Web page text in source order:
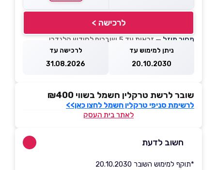
לרכישה >
מחיר מוזל — זכאות עד 5 שוברים לחודש קלנדרי
ניתן למימוש עד
20.10.2030
לרכישה עד
31.08.2026
שובר לרשת טרקלין חשמל בשווי ₪400
לרשימת סניפי טרקלין חשמל לחצו כאן>>
לאתר בית העסק
חשוב לדעת
*תוקף למימוש השובר 20.10.2030